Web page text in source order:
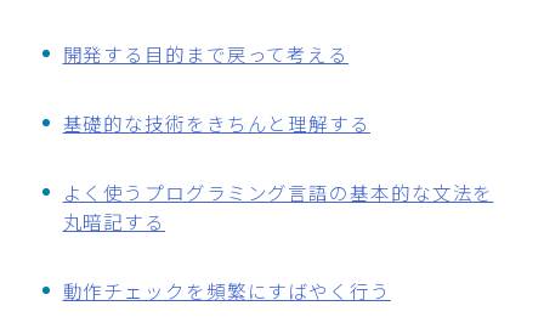
開発する目的まで戻って考える
基礎的な技術をきちんと理解する
よく使うプログラミング言語の基本的な文法を
丸暗記する
動作チェックを頻繁にすばやく行う